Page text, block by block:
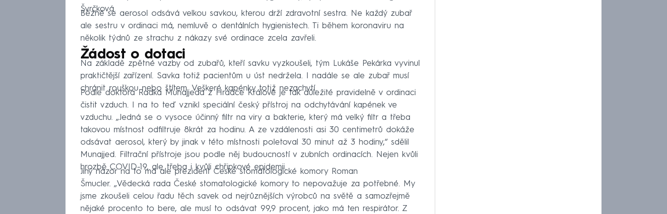
Švrčková.
Běžně se aerosol odsává velkou savkou, kterou drží zdravotní sestra. Ne každý zubař
ale sestru v ordinaci má, nemluvě o dentálních hygienistech. Ti během koronaviru na
několik týdnů ze strachu z nákazy své ordinace zcela zavřeli.
Žádost o dotaci
Na základě zpětné vazby od zubařů, kteří savku vyzkoušeli, tým Lukáše Pekárka vyvinul
praktičtější zařízení. Savka totiž pacientům u úst nedržela. I nadále se ale zubař musí
chránit rouškou nebo štítem. Veškeré kapénky totiž nezachytí.
Podle doktora Radka Munajjeda z Hradce Králové je tak důležité pravidelně v ordinaci
čistit vzduch. I na to teď vznikl speciální český přístroj na odchytávání kapének ve
vzduchu. „Jedná se o vysoce účinný filtr na viry a bakterie, který má velký filtr a třeba
takovou místnost odfiltruje 8krát za hodinu. A ze vzdálenosti asi 30 centimetrů dokáže
odsávat aerosol, který by jinak v této místnosti poletoval 30 minut až 3 hodiny,“ sdělil
Munajjed. Filtrační přístroje jsou podle něj budoucností v zubních ordinacích. Nejen kvůli
hrozbě COVID-19, ale třeba i kvůli chřipkové epidemii.
Jiný názor na to má ale prezident České stomatologické komory Roman
Šmucler. „Vědecká rada České stomatologické komory to nepovažuje za potřebné. My
jsme zkoušeli celou řadu těch savek od nejrůznějších výrobců na světě a samozřejmě
nějaké procento to bere, ale musí to odsávat 99,9 procent, jako má ten respirátor. Z